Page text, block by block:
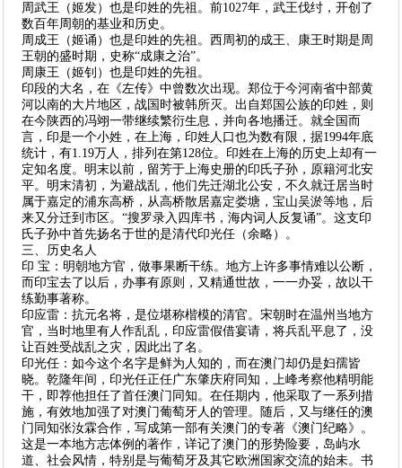
周武王（姬发）也是印姓的先祖。前1027年，武王伐纣，开创了
数百年周朝的基业和历史。
周成王（姬诵）也是印姓的先祖。西周初的成王、康王时期是周
王朝的盛时期，史称“成康之治”。
周康王（姬钊）也是印姓的先祖。
印段的大名，在《左传》中曾数次出现。郑位于今河南省中部黄
河以南的大片地区，战国时被韩所灭。出自郑国公族的印姓，则
在今陕西的冯翊一带继续繁衍生息，并向各地播迁。就全国而
言，印是一个小姓，在上海，印姓人口也为数有限，据1994年底
统计，有1.19万人，排列在第128位。印姓在上海的历史上却有一
定知名度。明末以前，留芳于上海史册的印氏子孙，原籍河北安
平。明末清初，为避战乱，他们先迁湖北公安，不久就迁居当时
属于嘉定的浦东高桥，从高桥散居嘉定娄塘，宝山吴淤等地，后
来又分迁到市区。“搜罗录入四库书，海内词人反复诵”。这支印
氏子孙中首先扬名于世的是清代印光任（余略）。
三、历史名人
印 宝：明朝地方官，做事果断干练。地方上许多事情难以公断，
而印宝去了以后，办事有原则，又精通世故，一一办妥，故以干
练勤事著称。
印应雷：抗元名将，是位堪称楷模的清官。宋朝时在温州当地方
官，当时地里有人作乱乱，印应雷假借宴请，将兵乱平息了，没
让百姓受战乱之灾，因此出了名。
印光任：如今这个名字是鲜为人知的，而在澳门却仍是妇孺皆
晓。乾隆年间，印光任正任广东肇庆府同知，上峰考察他精明能
干，即荐他担任了首任澳门同知。在任期内，他采取了一系列措
施，有效地加强了对澳门葡萄牙人的管理。随后，又与继任的澳
门同知张汝霖合作，写成第一部有关澳门的专著《澳门纪略》。
这是一本地方志体例的著作，详记了澳门的形势险要，岛屿水
道、社会风情，特别是与葡萄牙及其它欧洲国家交流的始未。书